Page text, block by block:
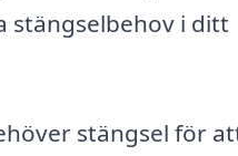
stängselbehov i ditt
stängsel för